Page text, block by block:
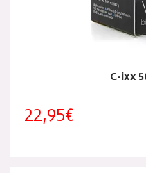
C-ixx
22,95€